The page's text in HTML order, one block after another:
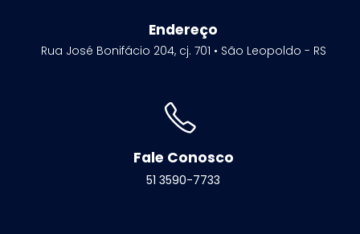
Endereço
Rua José Bonifácio 204, cj. 701 • São Leopoldo - RS
Fale Conosco
51 3590-7733